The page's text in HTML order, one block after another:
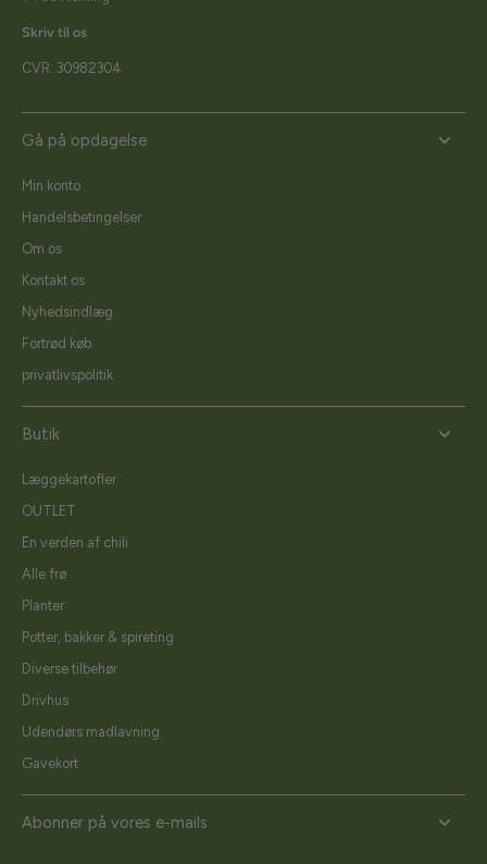
Skriv til os
CVR: 30982304
Gå på opdagelse
Min konto
Handelsbetingelser
Om os
Kontakt os
Nyhedsindlæg
Fortrød køb
privatlivspolitik
Butik
Læggekartofler
OUTLET
En verden af chili
Alle frø
Planter
Potter, bakker & spireting
Diverse tilbehør
Drivhus
Udendørs madlavning
Gavekort
Abonner på vores e-mails